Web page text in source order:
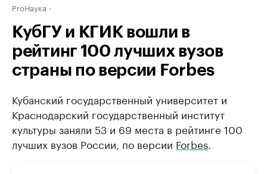
ProНаука
КубГУ и КГИК вошли в
рейтинг 100 лучших вузов
страны по версии Forbes
Кубанский государственный университет и
Краснодарский государственный институт
культуры заняли 53 и 69 места в рейтинге 100
лучших вузов России, по версии Forbes